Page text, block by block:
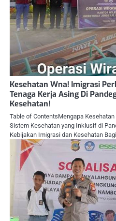
Kesehatan Wna! Imigrasi
Tenaga Kerja Asing Di
Kesehatan!
Table of ContentsMengapa
Sistem Kesehatan yang Inklusif di
Kebijakan Imigrasi dan Kesehatan